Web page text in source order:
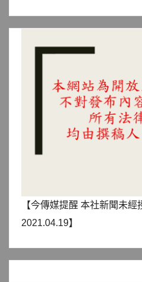
【今傳媒提醒 本社新聞未經
2021.04.19】